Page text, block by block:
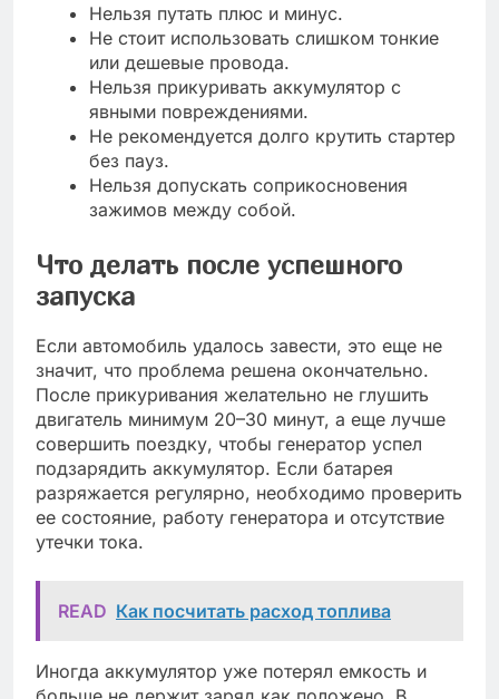
Нельзя путать плюс и минус.
Не стоит использовать слишком тонкие
или дешевые провода.
Нельзя прикуривать аккумулятор с
явными повреждениями.
Не рекомендуется долго крутить стартер
без пауз.
Нельзя допускать соприкосновения
зажимов между собой.
Что делать после успешного
запуска
Если автомобиль удалось завести, это еще не
значит, что проблема решена окончательно.
После прикуривания желательно не глушить
двигатель минимум 20–30 минут, а еще лучше
совершить поездку, чтобы генератор успел
подзарядить аккумулятор. Если батарея
разряжается регулярно, необходимо проверить
ее состояние, работу генератора и отсутствие
утечки тока.
READ Как посчитать расход топлива
Иногда аккумулятор уже потерял емкость и